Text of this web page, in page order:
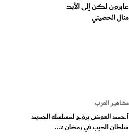
عابرون لكن إلى الأبد
منال الحصيني
مشاهير العرب
أحمد العوضى يروّج لمسلسله الجديد
سلطان الديب في رمضان 2...